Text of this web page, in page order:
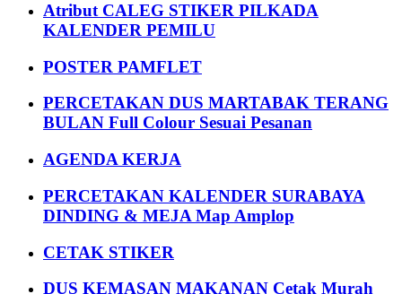
Atribut CALEG STIKER PILKADA
KALENDER PEMILU
POSTER PAMFLET
PERCETAKAN DUS MARTABAK TERANG
BULAN Full Colour Sesuai Pesanan
AGENDA KERJA
PERCETAKAN KALENDER SURABAYA
DINDING & MEJA Map Amplop
CETAK STIKER
DUS KEMASAN MAKANAN Cetak Murah